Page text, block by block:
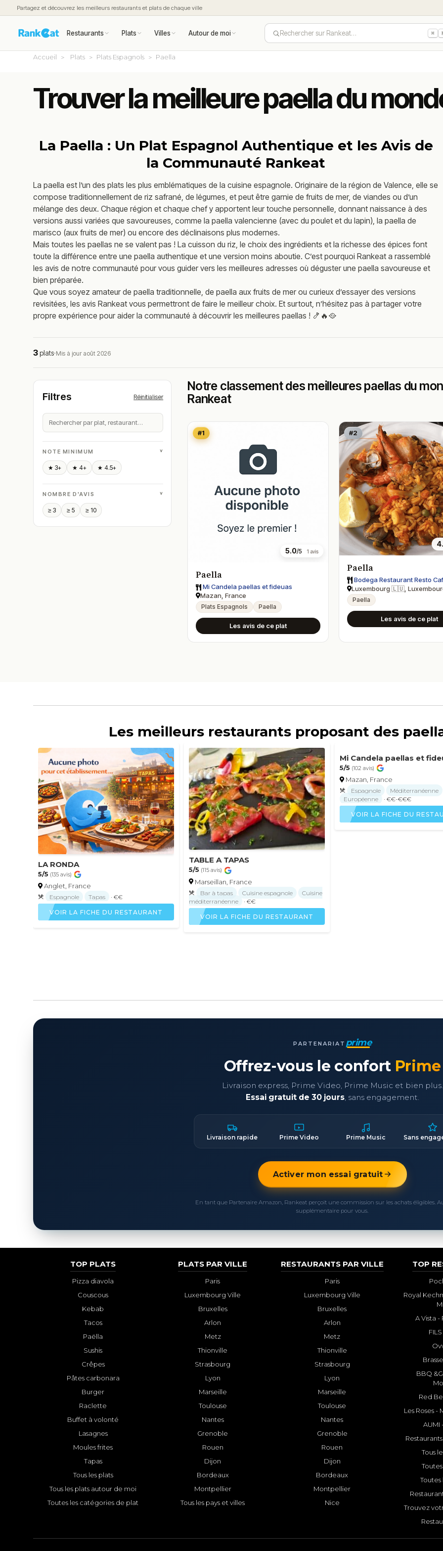
Partagez et découvrez les meilleurs restaurants et plats de chaque ville
Restaurants Plats Villes Autour de moi Rechercher sur Rankeat… ⌘
Accueil Plats Plats Espagnols Paella
Trouver la meilleure paella du
La Paella : Un Plat Espagnol Authentique et les Avis de
la Communauté Rankeat
La paella est l’un des plats les plus emblématiques de la cuisine espagnole. Originaire de la région de Valence, elle se
compose traditionnellement de riz safrané, de légumes, et peut être garnie de fruits de mer, de viandes ou d’un
mélange des deux. Chaque région et chaque chef y apportent leur touche personnelle, donnant naissance à des
versions aussi variées que savoureuses, comme la paella valencienne (avec du poulet et du lapin), la paella de
marisco (aux fruits de mer) ou encore des déclinaisons plus modernes.
Mais toutes les paellas ne se valent pas ! La cuisson du riz, le choix des ingrédients et la richesse des épices font
toute la différence entre une paella authentique et une version moins aboutie. C’est pourquoi Rankeat a rassemblé
les avis de notre communauté pour vous guider vers les meilleures adresses où déguster une paella savoureuse et
bien préparée.
Que vous soyez amateur de paella traditionnelle, de paella aux fruits de mer ou curieux d’essayer des versions
revisitées, les avis Rankeat vous permettront de faire le meilleur choix. Et surtout, n’hésitez pas à partager votre
propre expérience pour aider la communauté à découvrir les meilleures paellas ! 🍤🔥🥘
3plats·Mis à jour août 2026
Filtres Réinitialiser
NOTE MINIMUM ˅
★ 3+ ★ 4+ ★ 4.5+
NOMBRE D'AVIS ˅
≥ 3 ≥ 5 ≥ 10
Notre classement des meilleures paellas du
Rankeat
#1
5.0/5 1 avis
Paella
Mi Candela paellas et fideuas
Mazan, France
Plats Espagnols Paella
Les avis de ce plat
#2
Paella
Bodega Restaurant Resto
Luxembourg 🇱🇺,
Paella
Les avis de ce plat
Les meilleurs restaurants proposant des
LA RONDA
5/5 (135 avis)
Anglet, France
Espagnole Tapas · €€
VOIR LA FICHE DU RESTAURANT
TABLE A TAPAS
5/5 (115 avis)
Marseillan, France
Bar à tapas Cuisine espagnole
Cuisine
méditerranéenne
· €€
VOIR LA FICHE DU RESTAURANT
Mi Candela paellas et
5/5 (102 avis)
Mazan, France
Espagnole
Méditerranéenne
Européenne
· €€-€€€
VOIR LA FICHE DU
PARTENARIAT prime
Offrez-vous le confort Prime
Livraison express, Prime Video, Prime Music et bien plus.
Essai gratuit de 30 jours, sans engagement.
Livraison rapide Prime Video Prime Music Sans
Activer mon essai gratuit
En tant que Partenaire Amazon, Rankeat perçoit une commission sur les achats éligibles.
supplémentaire pour vous.
TOP PLATS
Pizza diavola
Couscous
Kebab
Tacos
Paëlla
Sushis
Crêpes
Pâtes carbonara
Burger
Raclette
Buffet à volonté
Lasagnes
Moules frites
Tapas
Tous les plats
Tous les plats autour de moi
Toutes les catégories de plat
PLATS PAR VILLE
Paris
Luxembourg Ville
Bruxelles
Arlon
Metz
Thionville
Strasbourg
Lyon
Marseille
Toulouse
Nantes
Grenoble
Rouen
Dijon
Bordeaux
Montpellier
Tous les pays et villes
RESTAURANTS PAR VILLE
Paris
Luxembourg Ville
Bruxelles
Arlon
Metz
Thionville
Strasbourg
Lyon
Marseille
Toulouse
Nantes
Grenoble
Rouen
Dijon
Bordeaux
Montpellier
Nice
TOP
Royal
A Vista
BBQ
Red
Les Roses -
AUMI
Tous
Trouvez